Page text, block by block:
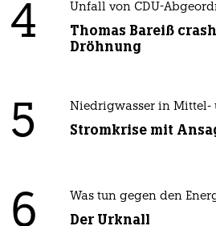
4 Unfall von CDU-
Thomas Bareiß
Dröhnung
5 Niedrigwasser in Mittel-
Stromkrise mit
6 Was tun gegen den
Der Urknall